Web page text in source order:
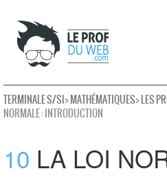
TERMINALE S/SI>MATHÉMATIQUES>LES
NORMALE : INTRODUCTION
10 LA LOI